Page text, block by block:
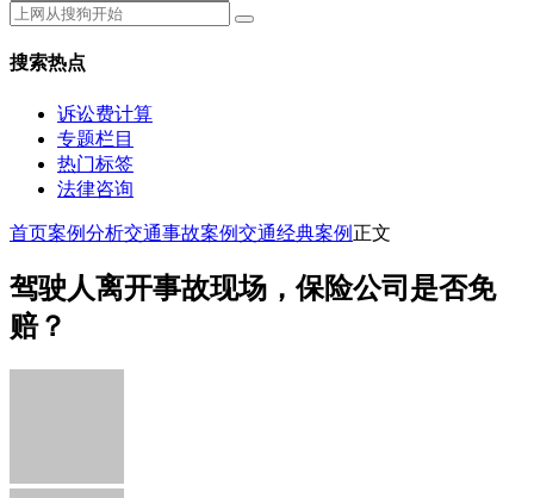
搜索热点
诉讼费计算
专题栏目
热门标签
法律咨询
首页案例分析交通事故案例交通经典案例 正文
驾驶人离开事故现场，保险公司是否免
赔？